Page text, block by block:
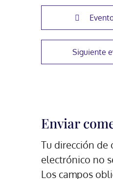
Siguiente
Enviar
Tu dirección de
electrónico no
Los campos